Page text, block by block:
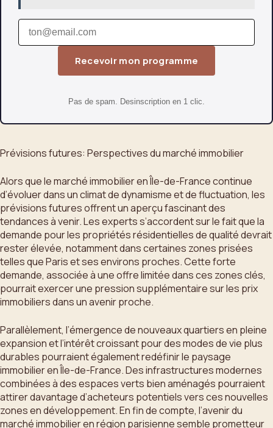
Recevoir mon programme
Pas de spam. Desinscription en 1 clic.
Prévisions futures: Perspectives du marché immobilier
Alors que le marché immobilier en Île-de-France continue
d’évoluer dans un climat de dynamisme et de fluctuation, les
prévisions futures offrent un aperçu fascinant des
tendances à venir. Les experts s’accordent sur le fait que la
demande pour les propriétés résidentielles de qualité devrait
rester élevée, notamment dans certaines zones prisées
telles que Paris et ses environs proches. Cette forte
demande, associée à une offre limitée dans ces zones clés,
pourrait exercer une pression supplémentaire sur les prix
immobiliers dans un avenir proche.
Parallèlement, l’émergence de nouveaux quartiers en pleine
expansion et l’intérêt croissant pour des modes de vie plus
durables pourraient également redéfinir le paysage
immobilier en Île-de-France. Des infrastructures modernes
combinées à des espaces verts bien aménagés pourraient
attirer davantage d’acheteurs potentiels vers ces nouvelles
zones en développement. En fin de compte, l’avenir du
marché immobilier en région parisienne semble prometteur